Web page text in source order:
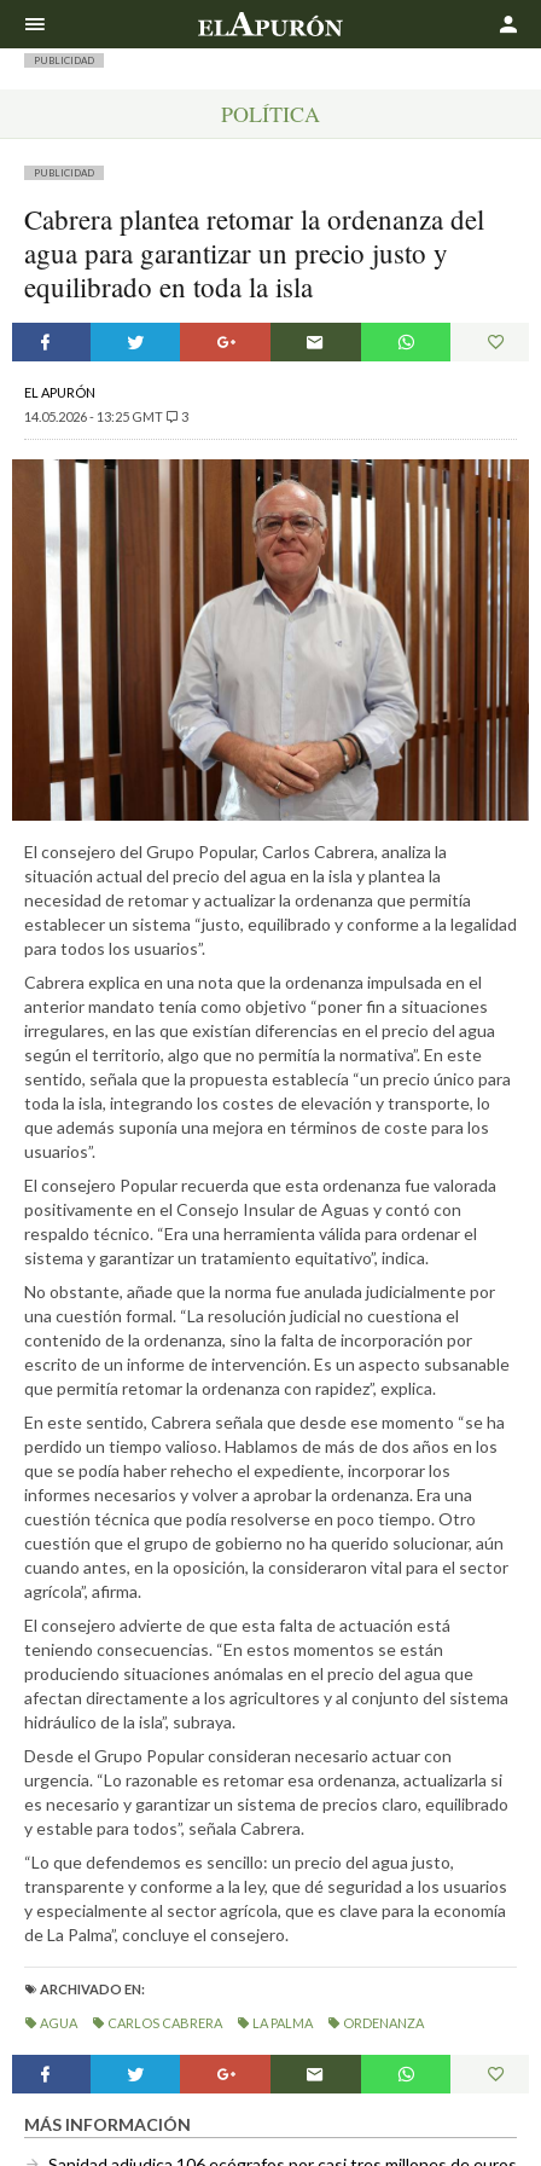
PUBLICIDAD
POLÍTICA
PUBLICIDAD
Cabrera plantea retomar la ordenanza del
agua para garantizar un precio justo y
equilibrado en toda la isla
EL APURÓN
14.05.2026 - 13:25 GMT
3
El consejero del Grupo Popular, Carlos Cabrera, analiza la
situación actual del precio del agua en la isla y plantea la
necesidad de retomar y actualizar la ordenanza que permitía
establecer un sistema “justo, equilibrado y conforme a la legalidad
para todos los usuarios”.
Cabrera explica en una nota que la ordenanza impulsada en el
anterior mandato tenía como objetivo “poner fin a situaciones
irregulares, en las que existían diferencias en el precio del agua
según el territorio, algo que no permitía la normativa”. En este
sentido, señala que la propuesta establecía “un precio único para
toda la isla, integrando los costes de elevación y transporte, lo
que además suponía una mejora en términos de coste para los
usuarios”.
El consejero Popular recuerda que esta ordenanza fue valorada
positivamente en el Consejo Insular de Aguas y contó con
respaldo técnico. “Era una herramienta válida para ordenar el
sistema y garantizar un tratamiento equitativo”, indica.
No obstante, añade que la norma fue anulada judicialmente por
una cuestión formal. “La resolución judicial no cuestiona el
contenido de la ordenanza, sino la falta de incorporación por
escrito de un informe de intervención. Es un aspecto subsanable
que permitía retomar la ordenanza con rapidez”, explica.
En este sentido, Cabrera señala que desde ese momento “se ha
perdido un tiempo valioso. Hablamos de más de dos años en los
que se podía haber rehecho el expediente, incorporar los
informes necesarios y volver a aprobar la ordenanza. Era una
cuestión técnica que podía resolverse en poco tiempo. Otro
cuestión que el grupo de gobierno no ha querido solucionar, aún
cuando antes, en la oposición, la consideraron vital para el sector
agrícola”, afirma.
El consejero advierte de que esta falta de actuación está
teniendo consecuencias. “En estos momentos se están
produciendo situaciones anómalas en el precio del agua que
afectan directamente a los agricultores y al conjunto del sistema
hidráulico de la isla”, subraya.
Desde el Grupo Popular consideran necesario actuar con
urgencia. “Lo razonable es retomar esa ordenanza, actualizarla si
es necesario y garantizar un sistema de precios claro, equilibrado
y estable para todos”, señala Cabrera.
“Lo que defendemos es sencillo: un precio del agua justo,
transparente y conforme a la ley, que dé seguridad a los usuarios
y especialmente al sector agrícola, que es clave para la economía
de La Palma”, concluye el consejero.
ARCHIVADO EN:
AGUA CARLOS CABRERA LA PALMA ORDENANZA
MÁS INFORMACIÓN